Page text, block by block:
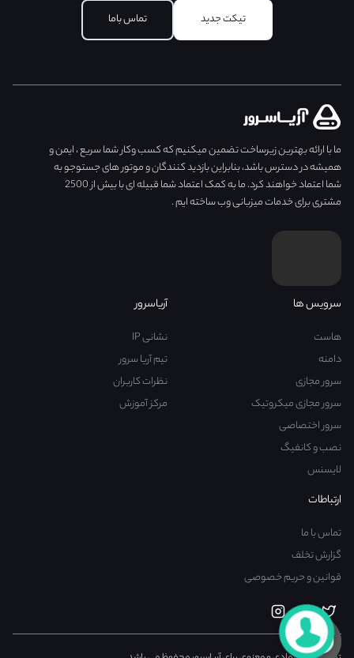
تیکت جدید تماس با‌ما
ما با ارائه بهترین زیرساخت تضمین میکنیم که کسب وکار شما سریع ، ایمن و
همیشه در دسترس باشد، بنابراین بازدید کنندگان و موتور های جستوجو به
شما اعتماد خواهند کرد. ما به کمک اعتماد شما قبیله ای با بیش از 2500
مشتری برای خدمات میزبانی وب ساخته ایم .
سرویس ها
هاست
دامنه
سرور مجازی
سرور مجازی میکروتیک
سرور اختصاصی
نصب و کانفیگ
لایسنس
آریاسرور
نشانی IP
تیم آریا سرور
نظرات کاربران
مرکز آموزش
ارتباطات
تماس با ما
گزارش تخلف
قوانین و حریم خصوصی